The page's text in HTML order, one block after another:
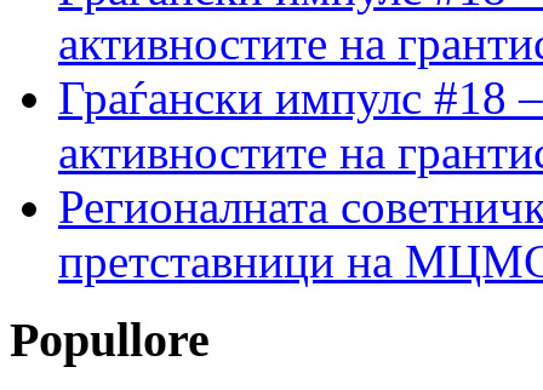
активностите на
Граѓански импулс #18
активностите на
Регионалната
претставници на МЦМС
Popullore